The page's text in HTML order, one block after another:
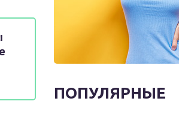
ПОПУЛЯРНЫЕ